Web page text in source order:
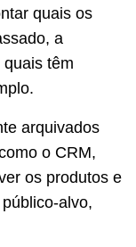
quais os
a
têm
arquivados
o CRM,
os produtos e
alvo,